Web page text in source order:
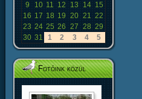
9
10 11 12 13 14 15
16 17 18 19 20 21 22
23 24 25 26 27 28 29
30 31 1 2 3 4 5
Fotóink közül